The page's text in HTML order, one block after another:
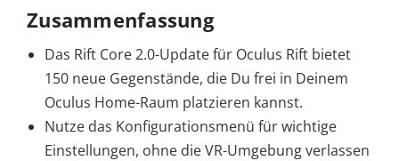
Zusammenfassung
Das Rift Core 2.0-Update für Oculus Rift bietet
150 neue Gegenstände, die Du frei in Deinem
Oculus Home-Raum platzieren kannst.
Nutze das Konfigurationsmenü für wichtige
Einstellungen, ohne die VR-Umgebung verlassen